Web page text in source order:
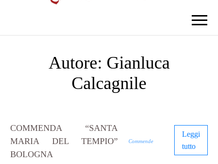
Autore: Gianluca
Calcagnile
COMMENDA “SANTA
MARIA DEL TEMPIO”
BOLOGNA
Commende
Leggi
tutto